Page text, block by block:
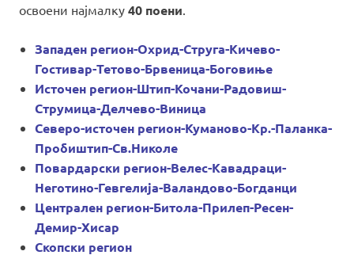
освоени најмалку 40 поени
Западен регион-Охрид-Струга-Кичево-
Гостивар-Тетово-Брвеница-Боговиње
Источен регион-Штип-Кочани-Радовиш-
Струмица-Делчево-Виница
Северо-источен регион-Куманово-Кр.-Паланка-
Пробиштип-Св.Николе
Повардарски регион-Велес-Кавадраци-
Неготино-Гевгелија-Валандово-Богданци
Централен регион-Битола-Прилеп-Ресен-
Демир-Хисар
Скопски регион